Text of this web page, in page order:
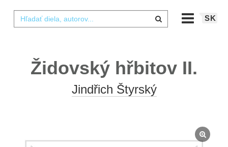
SK
Židovský hřbitov II.
Jindřich Štyrský